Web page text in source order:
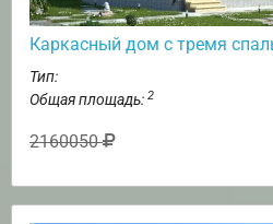
Каркасный дом с тремя
Тип:
Общая площадь: 2
2160050